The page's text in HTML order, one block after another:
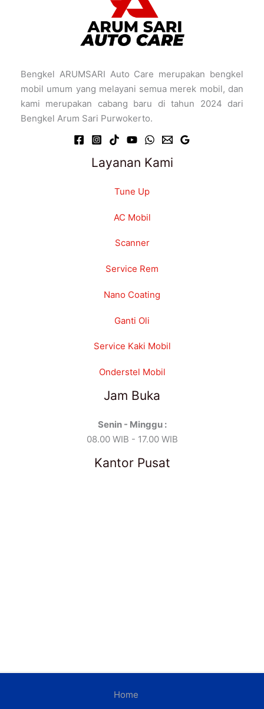
Bengkel ARUMSARI Auto Care merupakan bengkel
mobil umum yang melayani semua merek mobil, dan
kami merupakan cabang baru di tahun 2024 dari
Bengkel Arum Sari Purwokerto.
Layanan Kami
Tune Up
AC Mobil
Scanner
Service Rem
Nano Coating
Ganti Oli
Service Kaki Mobil
Onderstel Mobil
Jam Buka
Senin - Minggu :
08.00 WIB - 17.00 WIB
Kantor Pusat
Home